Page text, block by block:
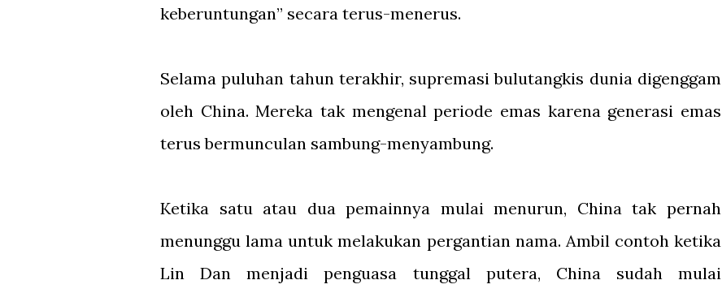
keberuntungan” secara terus-menerus.
Selama puluhan tahun terakhir, supremasi bulutangkis dunia digenggam
oleh China. Mereka tak mengenal periode emas karena generasi emas
terus bermunculan sambung-menyambung.
Ketika satu atau dua pemainnya mulai menurun, China tak pernah
menunggu lama untuk melakukan pergantian nama. Ambil contoh ketika
Lin Dan menjadi penguasa tunggal putera, China sudah mulai